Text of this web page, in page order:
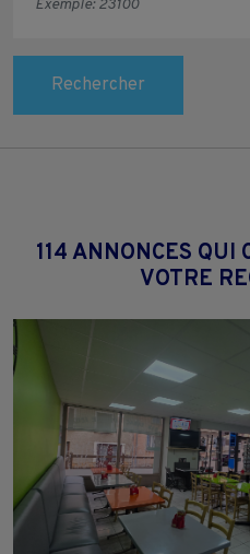
Rechercher
114 ANNONCES QUI
VOTRE